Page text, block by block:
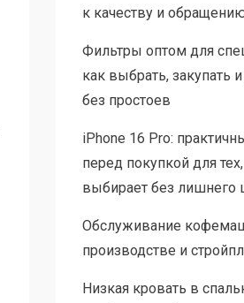
к качеству и
Фильтры оптом для
как выбрать, закупать и
без простоев
iPhone 16 Pro:
перед покупкой для
выбирает без лишнего
Обслуживание
производстве и
Низкая кровать в